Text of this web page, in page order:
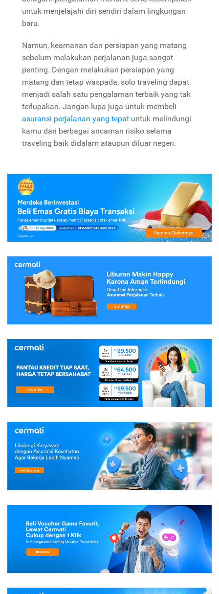
untuk menjelajahi diri sendiri dalam lingkungan
baru.
Namun, keamanan dan persiapan yang matang
sebelum melakukan perjalanan juga sangat
penting. Dengan melakukan persiapan yang
matang dan tetap waspada, solo traveling dapat
menjadi salah satu pengalaman terbaik yang tak
terlupakan. Jangan lupa juga untuk membeli
asuransi perjalanan yang tepat untuk melindungi
kamu dari berbagai ancaman risiko selama
traveling baik didalam ataupun diluar negeri.